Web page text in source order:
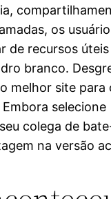
os
de recursos
branco.
melhor site para
selecione
colega de
na versão